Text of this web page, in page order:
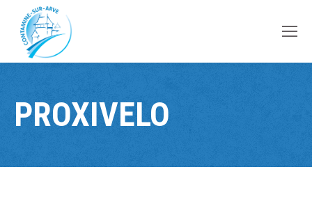
principal
PROXIVELO